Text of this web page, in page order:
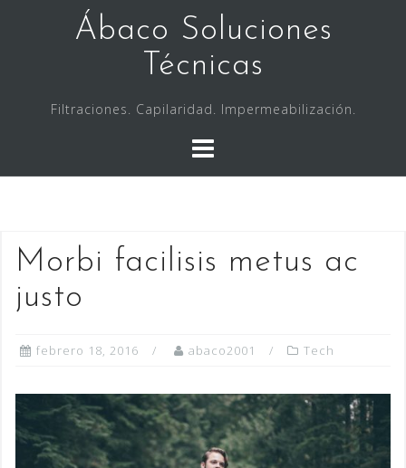
Ábaco Soluciones
Técnicas
Filtraciones. Capilaridad. Impermeabilización.
Morbi facilisis metus ac
justo
febrero 18, 2016 abaco2001 Tech